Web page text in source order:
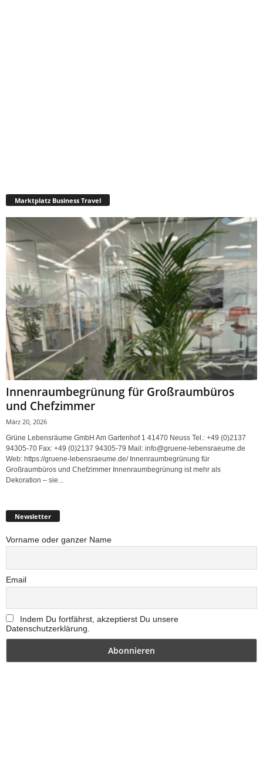
Marktplatz Business Travel
Innenraumbegrünung für Großraumbüros
und Chefzimmer
März 20, 2026
Grüne Lebensräume GmbH Am Gartenhof 1 41470 Neuss Tel.: +49 (0)2137
94305-70 Fax: +49 (0)2137 94305-79 Mail: info@gruene-lebensraeume.de
Web: https://gruene-lebensraeume.de/ Innenraumbegrünung für
Großraumbüros und Chefzimmer Innenraumbegrünung ist mehr als
Dekoration – sie...
Newsletter
Vorname oder ganzer Name
Email
Indem Du fortfährst, akzeptierst Du unsere
Datenschutzerklärung.